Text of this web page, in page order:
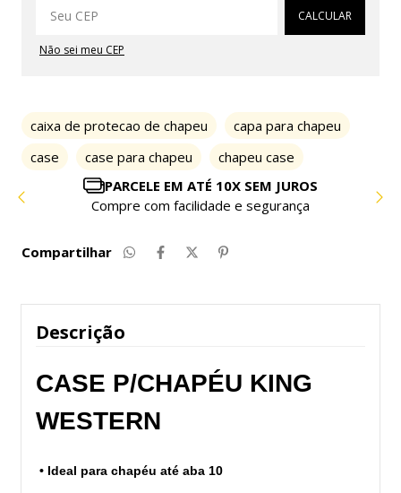
CALCULAR
Não sei meu CEP
caixa de protecao de chapeu
capa para chapeu
case
case para chapeu
chapeu case
PARCELE EM ATÉ 10X SEM JUROS
Compre com facilidade e segurança
Compartilhar
Descrição
CASE P/CHAPÉU KING
WESTERN
• Ideal para chapéu até aba 10